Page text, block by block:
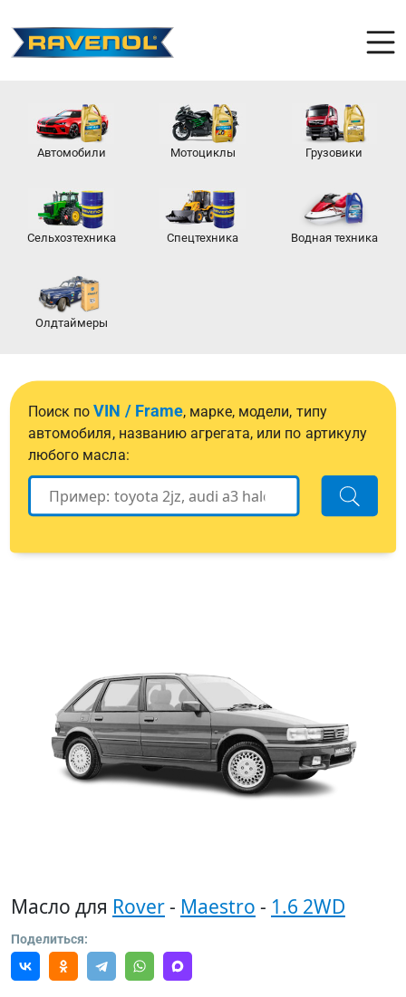
Автомобили Мотоциклы Грузовики
Сельхозтехника Спецтехника Водная техника
Олдтаймеры
Поиск поVIN / Frame, марке, модели, типу
автомобиля, названию агрегата, или по артикулу
любого масла:
Масло для Rover- Maestro - 1.6 2WD
Поделиться: